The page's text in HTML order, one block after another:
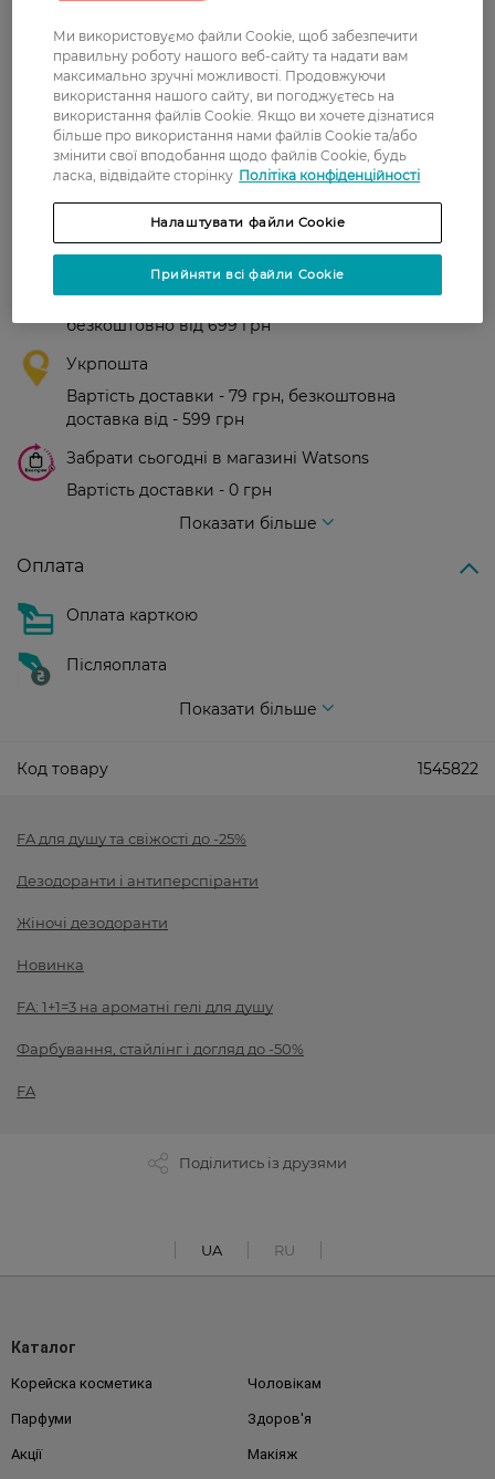
Рейтинг та відгуки
0
З 0 відгуків
0 відгуків
Нова пошта
безкоштовно від 699 грн
Укрпошта
Вартість доставки - 79 грн, безкоштовна
доставка від - 599 грн
Забрати сьогодні в магазині Watsons
Вартість доставки - 0 грн
Показати більше
Оплата
Оплата карткою
Післяоплата
Показати більше
Код товару 1545822
FA для душу та свіжості до -25%
Дезодоранти і антиперспіранти
Жіночі дезодоранти
Новинка
FA: 1+1=3 на ароматні гелі для душу
Фарбування, стайлінг і догляд до -50%
FA
Поділитись із друзями
UA RU
Каталог
Корейска косметика Чоловікам
Парфуми Здоров'я
Акції Макіяж
Ми використовуємо файли Cookie, щоб забезпечити
правильну роботу нашого веб-сайту та надати вам
максимально зручні можливості. Продовжуючи
використання нашого сайту, ви погоджуєтесь на
використання файлів Cookie. Якщо ви хочете дізнатися
більше про використання нами файлів Cookie та/або
змінити свої вподобання щодо файлів Cookie, будь
ласка, відвідайте сторінку Політіка конфіденційності
Налаштувати файли Cookie
Прийняти всі файли Cookie